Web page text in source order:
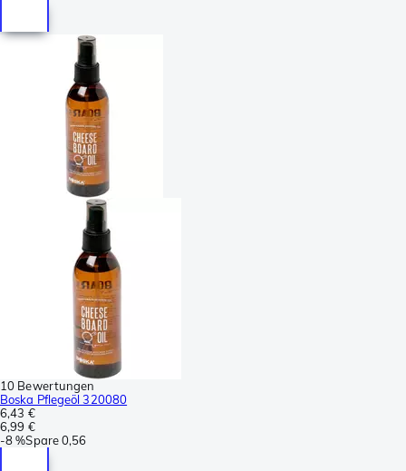
10 Bewertungen
Boska Pflegeöl 320080
6,43 €
6,99 €
-8 %Spare0,56